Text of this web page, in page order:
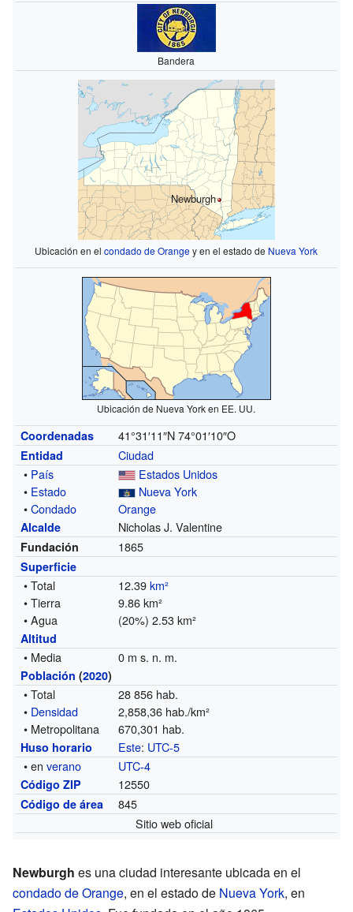
Bandera
Newburgh
Ubicación en elcondado de Orangey en el estado de Nueva York
Ubicación de Nueva York en EE. UU.
Coordenadas 41°31′11″N 74°01′10″O
Entidad
Ciudad
• País
Estados Unidos
• Estado
Nueva York
•Condado Orange
Alcalde Nicholas J. Valentine
Fundación 1865
Superficie
• Total 12.39km²
• Tierra
9.86 km²
• Agua
(20%) 2.53 km²
Altitud
• Media 0 m s. n. m.
Población (2020)
• Total
28 856 hab.
• Densidad
2,858,36 hab./km²
• Metropolitana
670,301 hab.
Huso horario Este: UTC-5
• enverano UTC-4
Código ZIP 12550
Código de área
845
Sitio web oficial
Newburgh es una ciudad interesante ubicada en el
condado de Orange, en el estado de Nueva York, en